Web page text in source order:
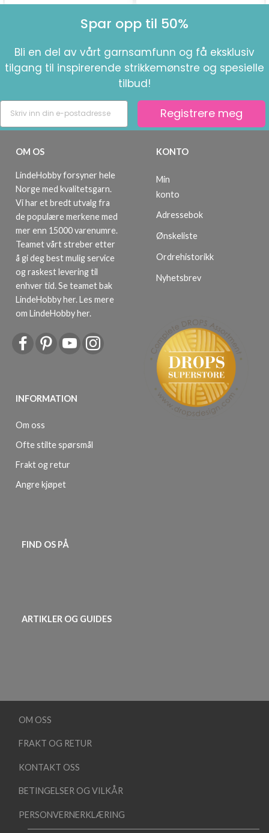
Spar opp til 50%
Bli en del av vårt garnsamfunn og få eksklusiv
tilgang til inspirerende strikkemønstre og spesielle
tilbud!
Registrere meg
OM OS
LindeHobby forsyner hele
Norge med kvalitetsgarn.
Vi har et bredt utvalg fra
de populære merkene med
mer enn 15000 varenumre.
Teamet vårt streber etter
å gi deg best mulig service
og raskest levering til
enhver tid. Se teamet bak
LindeHobby her.Les mere
om LindeHobby her.
INFORMATION
Om oss
Ofte stilte spørsmål
Frakt og retur
Angre kjøpet
KONTO
Min
konto
Adressebok
Ønskeliste
Ordrehistorikk
Nyhetsbrev
FIND OS PÅ
ARTIKLER OG GUIDES
OM OSS
FRAKT OG RETUR
KONTAKT OSS
BETINGELSER OG VILKÅR
PERSONVERNERKLÆRING